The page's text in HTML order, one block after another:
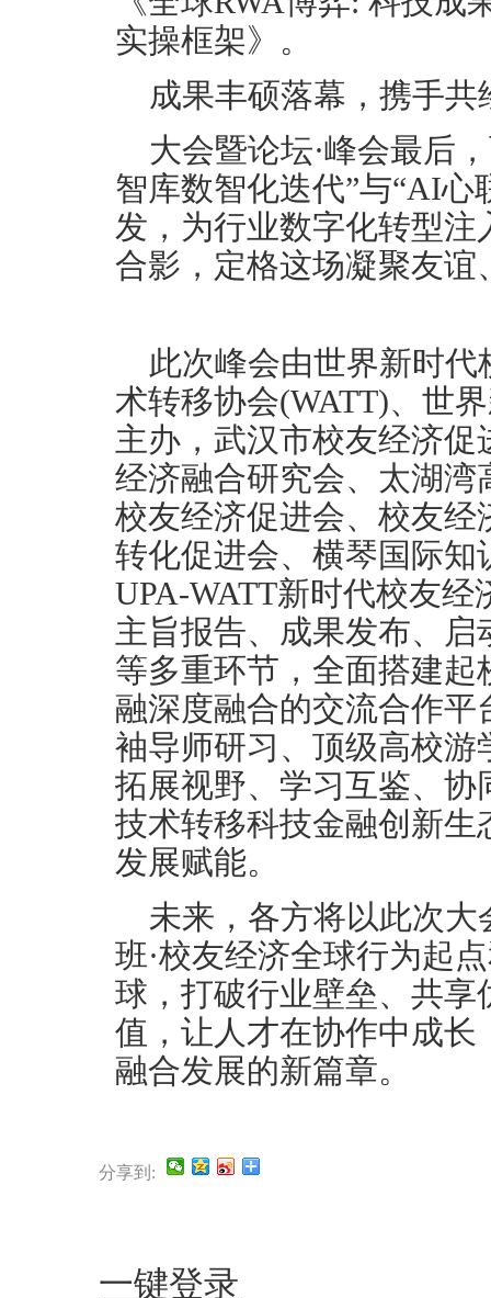
实操框架》。
成果丰硕落幕，携手共
大会暨论坛·峰会最后
智库数智化迭代”与“AI心
发，为行业数字化转型
合影，定格这场凝聚友
此次峰会由世界新时
术转移协会(WATT)、世
主办，武汉市校友经济
经济融合研究会、太湖
校友经济促进会、校友
转化促进会、横琴国际
UPA-WATT新时代校友
主旨报告、成果发布、
等多重环节，全面搭建
融深度融合的交流合作
袖导师研习、顶级高校
拓展视野、学习互鉴、
技术转移科技金融创新
发展赋能。
未来，各方将以此次大
班·校友经济全球行为起
球，打破行业壁垒、共
值，让人才在协作中成
融合发展的新篇章。
分享到:
一键登录